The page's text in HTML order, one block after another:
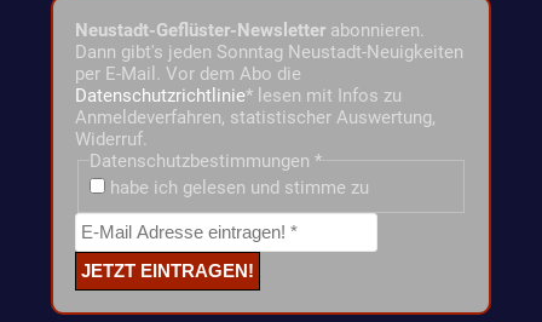
Neustadt-Geflüster-Newsletter abonnieren.
Dann gibt's jeden Sonntag Neustadt-Neuigkeiten
per E-Mail. Vor dem Abo die
Datenschutzrichtlinie* lesen mit Infos zu
Anmeldeverfahren, statistischer Auswertung,
Widerruf.
Datenschutzbestimmungen *
habe ich gelesen und stimme zu